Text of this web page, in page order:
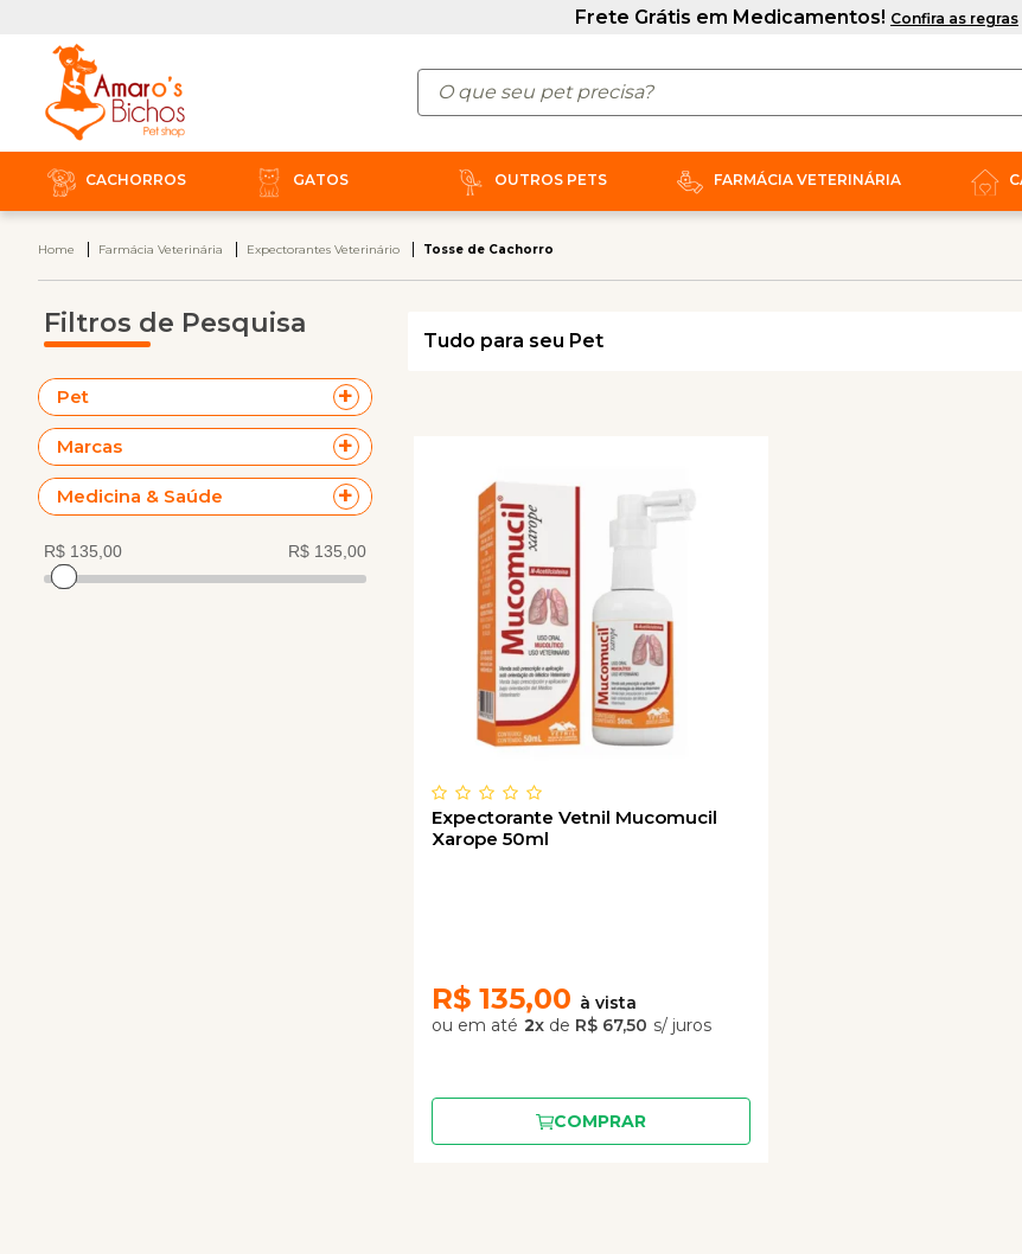
CACHORROS GATOS OUTROS PETS FARMÁCIA VETERINÁRIA
Home Farmácia Veterinária Expectorantes Veterinário Tosse de Cachorro
Filtros de Pesquisa
Pet
Marcas
Medicina & Saúde
Tudo para seu Pet
Expectorante Vetnil Mucomucil
Xarope 50ml
R$ 135,00
2x de R$ 67,50
COMPRAR